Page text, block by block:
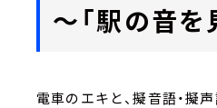
～「駅の音を
電車のエキと、擬音語・擬